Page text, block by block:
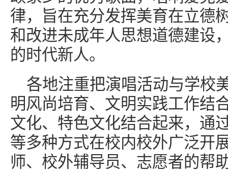
律，旨在充分发挥美育在立德
和改进未成年人思想道德建设
的时代新人。
各地注重把演唱活动与学校
明风尚培育、文明实践工作结
文化、特色文化结合起来，通
等多种方式在校内校外广泛开
师、校外辅导员、志愿者的帮